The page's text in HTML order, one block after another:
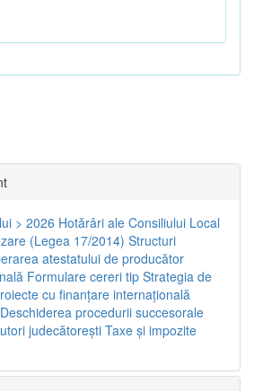
> 2026 Hotărâri ale Consiliului Local
(Legea 17/2014) Structuri
atestatului de producător
Formulare cereri tip Strategia de
cu finanţare internaţională
Deschiderea procedurii succesorale
judecătorești Taxe şi impozite